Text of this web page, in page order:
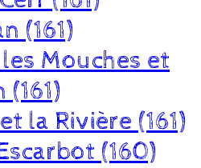
(161)
Mouches et
la Rivière (161)
(160)